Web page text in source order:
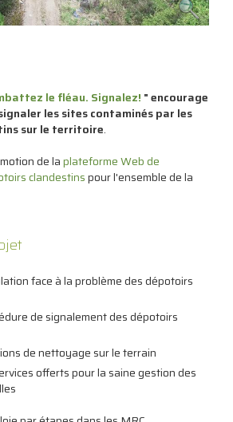
le fléau. Signalez! " encourage
les sites contaminés par les
sur le territoire.
de laplateforme Web de
clandestinspour l'ensemble de la
face à la problème des dépotoirs
de signalement des dépotoirs
de nettoyage sur le terrain
offerts pour la saine gestion des